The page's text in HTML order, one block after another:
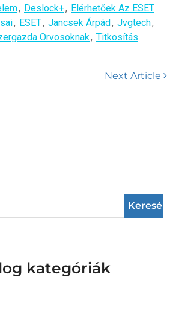
, Deslock+, Elérhetőek Az ESET
, ESET, Jancsek Árpád, Jvgtech,
Orvosoknak, Titkosítás
Next Article
kategóriák